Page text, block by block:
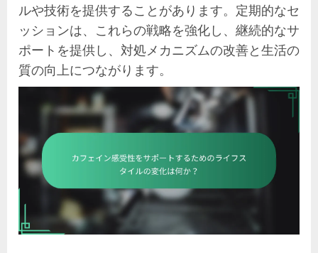
ルや技術を提供することがあります。定期的なセ
ッションは、これらの戦略を強化し、継続的なサ
ポートを提供し、対処メカニズムの改善と生活の
質の向上につながります。